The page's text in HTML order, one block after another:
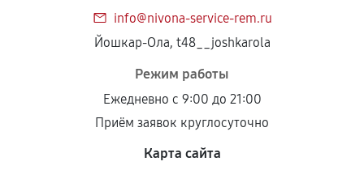
info@nivona-service-rem.ru
Йошкар-Ола, t48__joshkarola
Режим работы
Ежедневно с 9:00 до 21:00
Приём заявок круглосуточно
Карта сайта